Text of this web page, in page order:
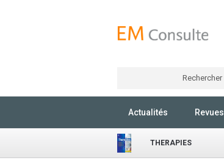
Rechercher
Actualités Revues
THERAPIES